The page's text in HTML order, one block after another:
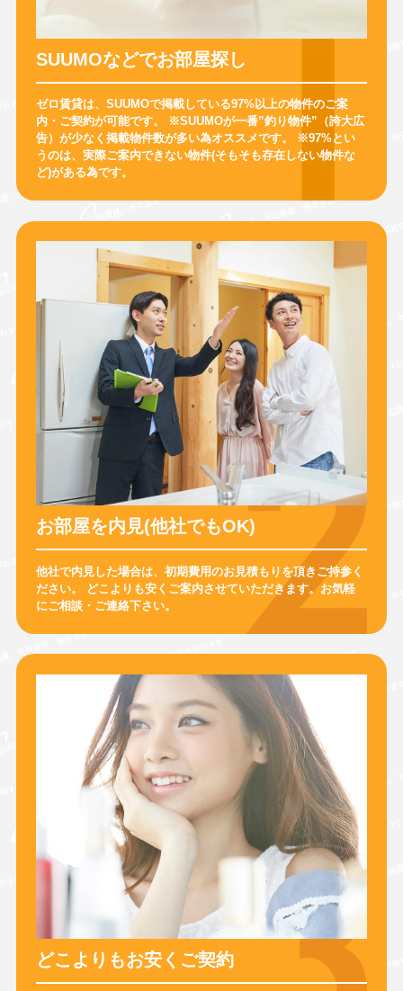
SUUMOなどでお部屋探し
ゼロ賃貸は、SUUMOで掲載している97%以上の物件のご案
内・ご契約が可能です。
※SUUMOが一番”釣り物件”（誇大広
告）が少なく掲載物件数が多い為オススメです。
※97%とい
うのは、実際ご案内できない物件(そもそも存在しない物件な
ど)がある為です。
お部屋を内見(他社でもOK)
他社で内見した場合は、初期費用のお見積もりを頂きご持参く
ださい。
どこよりも安くご案内させていただきます。お気軽
にご相談・ご連絡下さい。
どこよりもお安くご契約